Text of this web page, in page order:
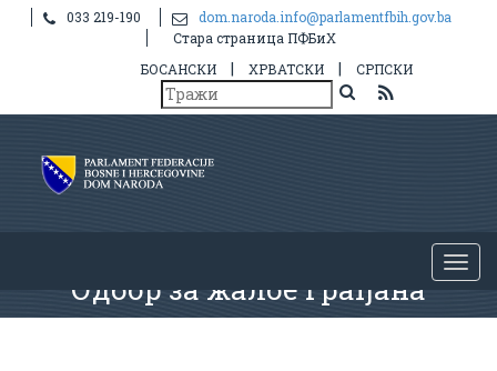
033 219-190
dom.naroda.info@parlamentfbih.gov.ba
Стара страница ПФБиХ
БОСАНСКИ
| ХРВАТСКИ | СРПСКИ
Одбор за жалбе грађана